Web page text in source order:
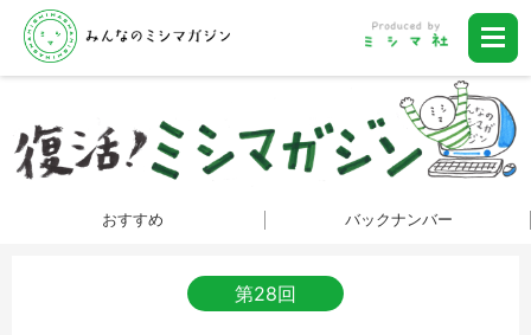
おすすめ バックナンバー
第28回